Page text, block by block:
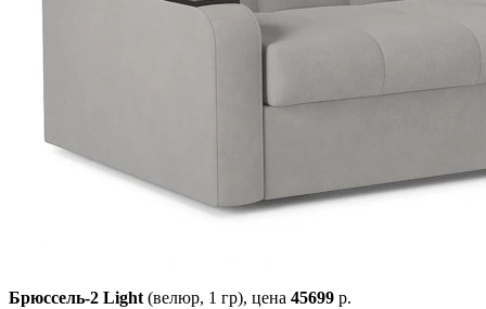
Брюссель-2 Light(велюр, 1 гр), цена 45699 р.